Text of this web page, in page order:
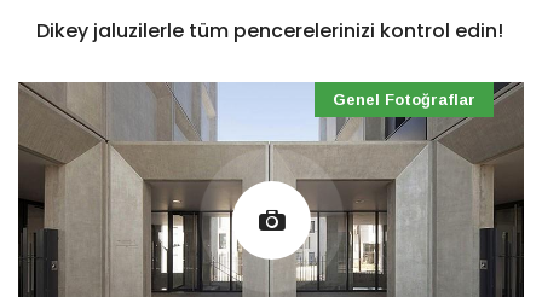
Dikey jaluzilerle tüm pencerelerinizi kontrol edin!
Genel Fotoğraflar